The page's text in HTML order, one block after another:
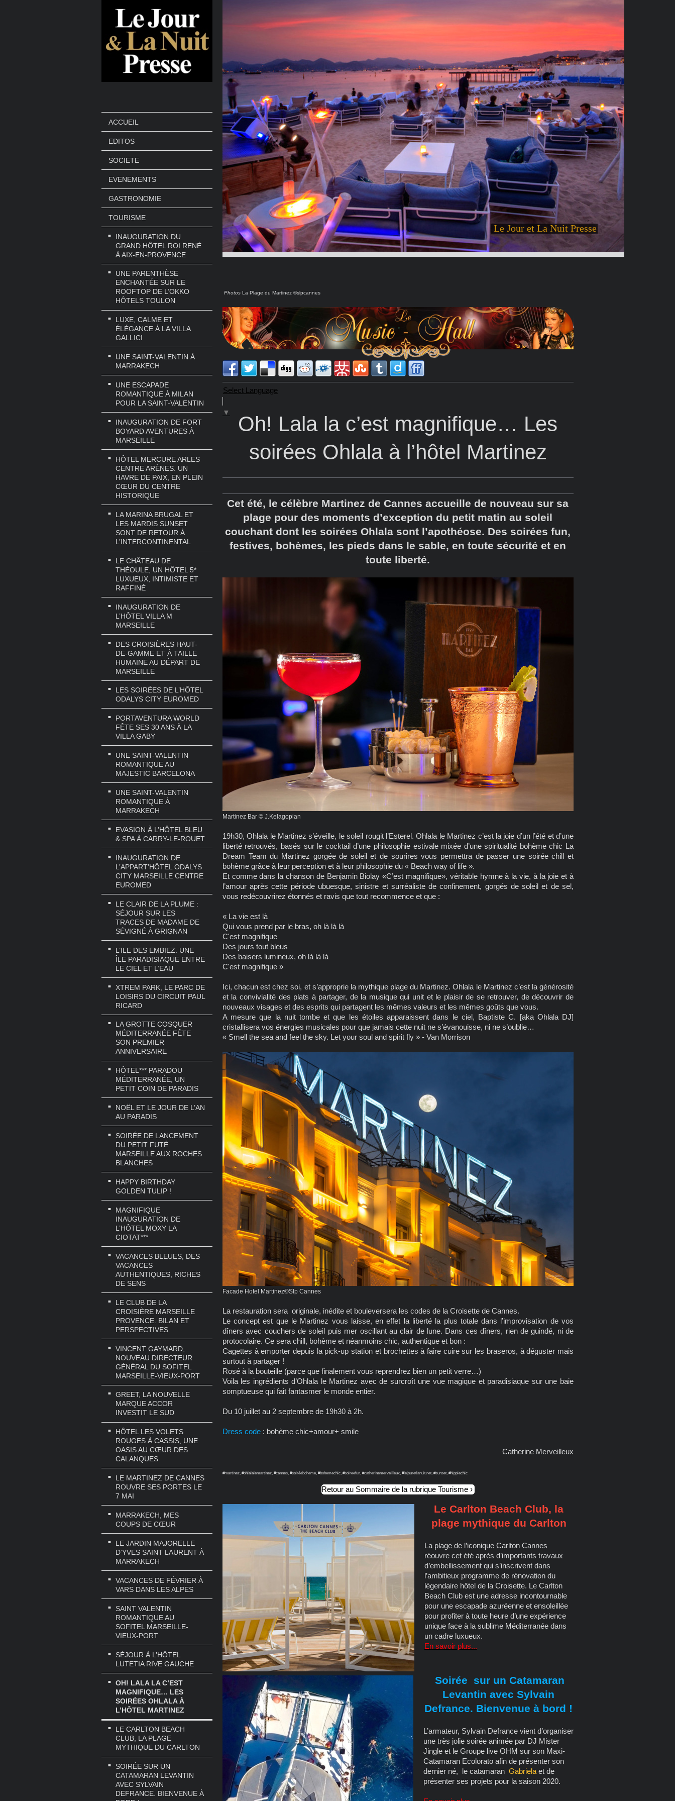
ACCUEIL
EDITOS
SOCIETE
EVENEMENTS
GASTRONOMIE
TOURISME
INAUGURATION DU
GRAND HÔTEL ROI RENÉ
À AIX-EN-PROVENCE
UNE PARENTHÈSE
ENCHANTÉE SUR LE
ROOFTOP DE L’OKKO
HÔTELS TOULON
LUXE, CALME ET
ÉLÉGANCE À LA VILLA
GALLICI
UNE SAINT-VALENTIN À
MARRAKECH
UNE ESCAPADE
ROMANTIQUE À MILAN
POUR LA SAINT-VALENTIN
INAUGURATION DE FORT
BOYARD AVENTURES À
MARSEILLE
HÔTEL MERCURE ARLES
CENTRE ARÈNES. UN
HAVRE DE PAIX, EN PLEIN
CŒUR DU CENTRE
HISTORIQUE
LA MARINA BRUGAL ET
LES MARDIS SUNSET
SONT DE RETOUR À
L’INTERCONTINENTAL
LE CHÂTEAU DE
THÉOULE, UN HÔTEL 5*
LUXUEUX, INTIMISTE ET
RAFFINÉ
INAUGURATION DE
L’HÔTEL VILLA M
MARSEILLE
DES CROISIÈRES HAUT-
DE-GAMME ET À TAILLE
HUMAINE AU DÉPART DE
MARSEILLE
LES SOIRÉES DE L’HÔTEL
ODALYS CITY EUROMED
PORTAVENTURA WORLD
FÊTE SES 30 ANS À LA
VILLA GABY
UNE SAINT-VALENTIN
ROMANTIQUE AU
MAJESTIC BARCELONA
UNE SAINT-VALENTIN
ROMANTIQUE À
MARRAKECH
EVASION À L’HÔTEL BLEU
& SPA À CARRY-LE-ROUET
INAUGURATION DE
L’APPART’HÔTEL ODALYS
CITY MARSEILLE CENTRE
EUROMED
LE CLAIR DE LA PLUME :
SÉJOUR SUR LES
TRACES DE MADAME DE
SÉVIGNÉ À GRIGNAN
L’ILE DES EMBIEZ. UNE
ÎLE PARADISIAQUE ENTRE
LE CIEL ET L’EAU
XTREM PARK, LE PARC DE
LOISIRS DU CIRCUIT PAUL
RICARD
LA GROTTE COSQUER
MÉDITERRANÉE FÊTE
SON PREMIER
ANNIVERSAIRE
HÔTEL*** PARADOU
MÉDITERRANÉE, UN
PETIT COIN DE PARADIS
NOËL ET LE JOUR DE L’AN
AU PARADIS
SOIRÉE DE LANCEMENT
DU PETIT FUTÉ
MARSEILLE AUX ROCHES
BLANCHES
HAPPY BIRTHDAY
GOLDEN TULIP !
MAGNIFIQUE
INAUGURATION DE
L’HÔTEL MOXY LA
CIOTAT***
VACANCES BLEUES, DES
VACANCES
AUTHENTIQUES, RICHES
DE SENS
LE CLUB DE LA
CROISIÈRE MARSEILLE
PROVENCE. BILAN ET
PERSPECTIVES
VINCENT GAYMARD,
NOUVEAU DIRECTEUR
GÉNÉRAL DU SOFITEL
MARSEILLE-VIEUX-PORT
GREET, LA NOUVELLE
MARQUE ACCOR
INVESTIT LE SUD
HÔTEL LES VOLETS
ROUGES À CASSIS, UNE
OASIS AU CŒUR DES
CALANQUES
LE MARTINEZ DE CANNES
ROUVRE SES PORTES LE
7 MAI
MARRAKECH, MES
COUPS DE CŒUR
LE JARDIN MAJORELLE
D’YVES SAINT LAURENT À
MARRAKECH
VACANCES DE FÉVRIER À
VARS DANS LES ALPES
SAINT VALENTIN
ROMANTIQUE AU
SOFITEL MARSEILLE-
VIEUX-PORT
SÉJOUR À L’HÔTEL
LUTETIA RIVE GAUCHE
OH! LALA LA C’EST
MAGNIFIQUE… LES
SOIRÉES OHLALA À
L’HÔTEL MARTINEZ
LE CARLTON BEACH
CLUB, LA PLAGE
MYTHIQUE DU CARLTON
SOIRÉE SUR UN
CATAMARAN LEVANTIN
AVEC SYLVAIN
DEFRANCE. BIENVENUE À
Le Jour et La Nuit Presse
PhotosLa Plage du Martinez ©slpcannes
Select Language
▼
Oh! Lala la c’est magnifique… Les
soirées Ohlala à l’hôtel Martinez
Cet été, le célèbre Martinez de Cannes accueille de nouveau sur sa
plage pour des moments d’exception du petit matin au soleil
couchant dont les soirées Ohlala sont l’apothéose. Des soirées fun,
festives, bohèmes, les pieds dans le sable, en toute sécurité et en
toute liberté.
Martinez Bar © J.Kelagopian
19h30, Ohlala le Martinez s’éveille, le soleil rougit l’Esterel. Ohlala le Martinez c’est la joie d’un l’été et d’une
liberté retrouvés, basés sur le cocktail d’une philosophie estivale mixée d’une spiritualité bohème chic La
Dream Team du Martinez gorgée de soleil et de sourires vous permettra de passer une soirée chill et
bohème grâce à leur perception et à leur philosophie du « Beach way of life ».
Et comme dans la chanson de Benjamin Biolay «C’est magnifique», véritable hymne à la vie, à la joie et à
l’amour après cette période ubuesque, sinistre et surréaliste de confinement, gorgés de soleil et de sel,
vous redécouvrirez étonnés et ravis que tout recommence et que :
« La vie est là
Qui vous prend par le bras, oh là là là
C'est magnifique
Des jours tout bleus
Des baisers lumineux, oh là là là
C'est magnifique »
Ici, chacun est chez soi, et s’approprie la mythique plage du Martinez. Ohlala le Martinez c’est la générosité
et la convivialité des plats à partager, de la musique qui unit et le plaisir de se retrouver, de découvrir de
nouveaux visages et des esprits qui partagent les mêmes valeurs et les mêmes goûts que vous.
A mesure que la nuit tombe et que les étoiles apparaissent dans le ciel, Baptiste C. [aka Ohlala DJ]
cristallisera vos énergies musicales pour que jamais cette nuit ne s’évanouisse, ni ne s’oublie…
« Smell the sea and feel the sky. Let your soul and spirit fly » - Van Morrison
Facade Hotel Martinez©Slp Cannes
La restauration sera originale, inédite et bouleversera les codes de la Croisette de Cannes.
Le concept est que le Martinez vous laisse, en effet la liberté la plus totale dans l’improvisation de vos
dîners avec couchers de soleil puis mer oscillant au clair de lune. Dans ces dîners, rien de guindé, ni de
protocolaire. Ce sera chill, bohème et néanmoins chic, authentique et bon :
Cagettes à emporter depuis la pick-up station et brochettes à faire cuire sur les braseros, à déguster mais
surtout à partager !
Rosé à la bouteille (parce que finalement vous reprendrez bien un petit verre…)
Voila les ingrédients d’Ohlala le Martinez avec de surcroît une vue magique et paradisiaque sur une baie
somptueuse qui fait fantasmer le monde entier.
Du 10 juillet au 2 septembre de 19h30 à 2h.
Dress code: bohème chic+amour+ smile
Catherine Merveilleux
#martinez, #ohlalalemartinez, #cannes, #soiréeboheme, #bohemechic, #soireefun, #catherinemerveilleux, #lejouretlanuit.net, #sunset, #hippiechic
Retour au Sommaire de la rubrique Tourisme
Le Carlton Beach Club, la
plage mythique du Carlton
La plage de l’iconique Carlton Cannes
réouvre cet été après d’importants travaux
d’embellissement qui s’inscrivent dans
l’ambitieux programme de rénovation du
légendaire hôtel de la Croisette. Le Carlton
Beach Club est une adresse incontournable
pour une escapade azuréenne et ensoleillée
pour profiter à toute heure d’une expérience
unique face à la sublime Méditerranée dans
un cadre luxueux.
En savoir plus...
Soirée sur un Catamaran
Levantin avec Sylvain
Defrance. Bienvenue à bord !
L’armateur, Sylvain Defrance vient d’organiser
une très jolie soirée animée par DJ Mister
Jingle et le Groupe live OHM sur son Maxi-
Catamaran Ecolorato afin de présenter son
dernier né, le catamaran Gabrielaet de
présenter ses projets pour la saison 2020.